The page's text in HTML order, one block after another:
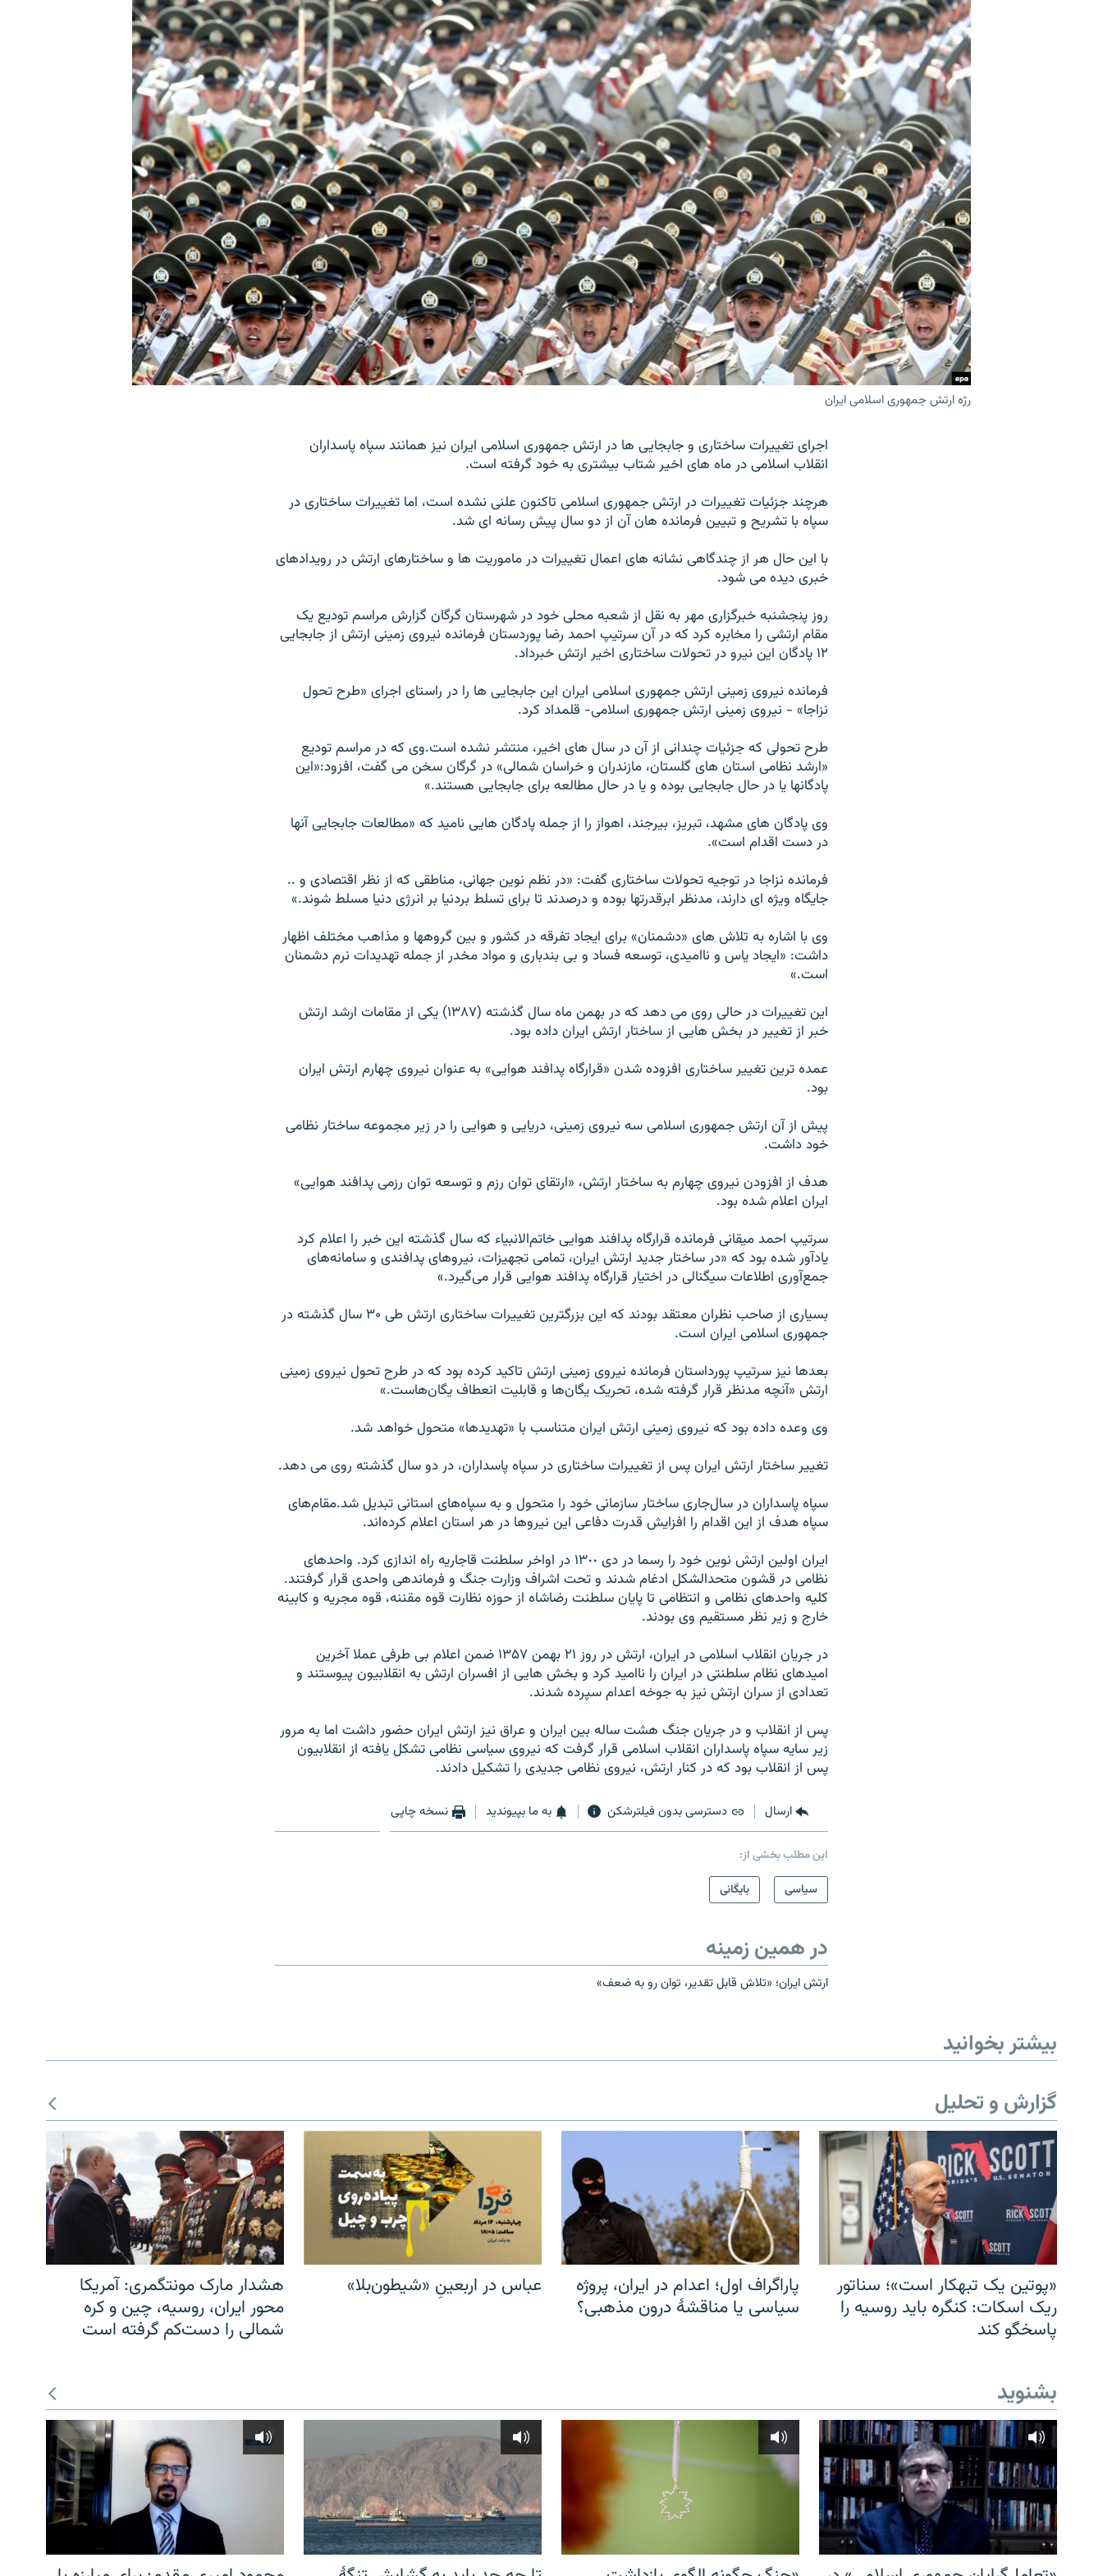
رژه ارتش جمهوری اسلامی ایران
اجرای تغییرات ساختاری و جابجایی ها در ارتش جمهوری اسلامی ایران نیز همانند سپاه پاسداران
انقلاب اسلامی در ماه های اخیر شتاب بیشتری به خود گرفته است.
هرچند جزئیات تغییرات در ارتش جمهوری اسلامی تاکنون علنی نشده است، اما تغییرات ساختاری در
سپاه با تشریح و تبیین فرمانده هان آن از دو سال پیش رسانه ای شد.
با این حال هر از چندگاهی نشانه های اعمال تغییرات در ماموریت ها و ساختارهای ارتش در رویدادهای
خبری دیده می شود.
روز پنجشنبه خبرگزاری مهر به نقل از شعبه محلی خود در شهرستان گرگان گزارش مراسم تودیع یک
مقام ارتشی را مخابره کرد که در آن سرتیپ احمد رضا پوردستان فرمانده نیروی زمینی ارتش از جابجایی
١۲ پادگان این نیرو در تحولات ساختاری اخیر ارتش خبرداد.
فرمانده نیروی زمینی ارتش جمهوری اسلامی ایران این جابجایی ها را در راستای اجرای «طرح تحول
نزاجا» - نیروی زمینی ارتش جمهوری اسلامی- قلمداد کرد.
طرح تحولی که جزئیات چندانی از آن در سال های اخیر، منتشر نشده است.وی که در مراسم تودیع
«ارشد نظامی استان های گلستان، مازندران و خراسان شمالی» در گرگان سخن می گفت، افزود:«این
پادگانها یا در حال جابجایی بوده و یا در حال مطالعه برای جابجایی هستند.»
وی پادگان های مشهد، تبریز، بیرجند، اهواز را از جمله پادگان هایی نامید که «مطالعات جابجایی آنها
در دست اقدام است».
فرمانده نزاجا در توجیه تحولات ساختاری گفت: «در نظم نوین جهانی، مناطقی که از نظر اقتصادی و ..
جایگاه ویژه ای دارند، مدنظر ابرقدرتها بوده و درصدند تا برای تسلط بردنیا بر انرژی دنیا مسلط شوند.»
وی با اشاره به تلاش های «دشمنان» برای ایجاد تفرقه در کشور و بین گروهها و مذاهب مختلف اظهار
داشت: «ایجاد یاس و ناامیدی، توسعه فساد و بی بندباری و مواد مخدر از جمله تهدیدات نرم دشمنان
است.»
این تغییرات در حالی روی می دهد که در بهمن ماه سال گذشته (۱۳۸۷) یکی از مقامات ارشد ارتش
خبر از تغییر در بخش هایی از ساختار ارتش ایران داده بود.
عمده ترین تغییر ساختاری افزوده شدن «قرارگاه پدافند هوایی» به عنوان نیروی چهارم ارتش ایران
بود.
پیش از آن ارتش جمهوری اسلامی سه نیروی زمینی، دریایی و هوایی را در زیر مجموعه ساختار نظامی
خود داشت.
هدف از افزودن نیروی چهارم به ساختار ارتش، «ارتقای توان رزم و توسعه توان رزمی پدافند هوایی»
ایران اعلام شده بود.
سرتیپ احمد میقانی فرمانده قرارگاه پدافند هوایی خاتم‌الانبیاء که سال گذشته این خبر را اعلام کرد
یادآور شده بود که «در ساختار جدید ارتش ایران، تمامی تجهیزات، نیروهای پدافندی و سامانه‌های
جمع‌آوری اطلاعات سیگنالی در اختیار قرارگاه پدافند هوایی قرار می‌گیرد.»
بسیاری از صاحب نظران معتقد بودند که این بزرگترین تغییرات ساختاری ارتش طی ۳۰ سال گذشته در
جمهوری اسلامی ایران است.
بعدها نیز سرتیپ پورداستان فرمانده نیروی زمینی ارتش تاکید کرده بود که در طرح تحول نیروی زمینی
ارتش ‌‌«آنچه مدنظر قرار گرفته شده، تحریک یگان‌ها و قابلیت انعطاف یگان‌هاست.»
وی وعده داده بود که نیروی زمینی ارتش ایران متناسب با «تهدید‌ها» متحول خواهد ‌شد.
تغییر ساختار ارتش ایران پس از تغییرات ساختاری در سپاه پاسداران، در دو سال گذشته روی می دهد.
سپاه پاسداران در سال‌جاری ساختار سازمانی خود را متحول و به سپاه‌های استانی تبدیل شد.مقام‌های
سپاه هدف از این اقدام را افزایش قدرت دفاعی این نیرو‌ها در هر استان اعلام کرده‌اند.
ایران اولین ارتش نوین خود را رسما در دی ١۳٠٠ در اواخر سلطنت قاجاریه راه اندازی کرد. واحدهای
نظامی در قشون متحدالشکل ادغام شدند و تحت اشراف وزارت جنگ و فرماندهی واحدی قرار گرفتند.
کلیه واحدهای نظامی و انتظامی تا پایان سلطنت رضاشاه از حوزه نظارت قوه مقننه، قوه مجریه و کابینه
خارج و زیر نظر مستقیم وی بودند.
در جریان انقلاب اسلامی در ایران، ارتش در روز ۲١ بهمن ١۳۵۷ ضمن اعلام بی طرفی عملا آخرین
امیدهای نظام سلطنتی در ایران را ناامید کرد و بخش هایی از افسران ارتش به انقلابیون پیوستند و
تعدادی از سران ارتش نیز به جوخه اعدام سپرده شدند.
پس از انقلاب و در جریان جنگ هشت ساله بین ایران و عراق نیز ارتش ایران حضور داشت اما به مرور
زیر سایه سپاه پاسداران انقلاب اسلامی قرار گرفت که نیروی سیاسی نظامی تشکل یافته از انقلابیون
پس از انقلاب بود که در کنار ارتش، نیروی نظامی جدیدی را تشکیل دادند.
ارسال دسترسی بدون فیلترشکن به ما بپیوندید نسخه چاپی
این مطلب بخشی از:
سیاسی
بایگانی
در همین زمینه
ارتش ایران؛ «تلاش قابل تقدیر، توان رو به ضعف»
بیشتر بخوانید
گزارش و تحلیل
«پوتین یک تبهکار است»؛ سناتور
ریک اسکات: کنگره باید روسیه را
پاسخگو کند
پاراگراف اول؛ اعدام در ایران، پروژه
سیاسی یا مناقشهٔ درون مذهبی؟
عباس در اربعینِ «شیطون‌بلا»
هشدار مارک مونتگمری: آمریکا
محور ایران، روسیه، چین و کره
شمالی را دست‌کم گرفته است
بشنوید